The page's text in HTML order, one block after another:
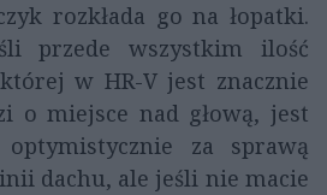
rozkłada go na łopatki.
przede wszystkim ilość
w HR-V jest znacznie
o miejsce nad głową, jest
za sprawą
dachu, ale jeśli nie macie